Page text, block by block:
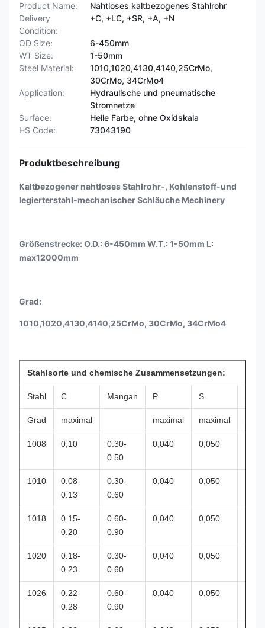
Product Name:
Nahtloses kaltbezogenes Stahlrohr
Delivery
Condition:
+C, +LC, +SR, +A, +N
OD Size:
6-450mm
WT Size:
1-50mm
Steel Material:
1010,1020,4130,4140,25CrMo,
30CrMo, 34CrMo4
Application:
Hydraulische und pneumatische
Stromnetze
Surface:
Helle Farbe, ohne Oxidskala
HS Code:
73043190
Produktbeschreibung
Kaltbezogener nahtloses Stahlrohr-, Kohlenstoff-und
legierterstahl-mechanischer Schläuche Mechinery
Größenstrecke: O.D.: 6-450mm W.T.: 1-50mm L:
max12000mm
Grad:
1010,1020,4130,4140,25CrMo, 30CrMo, 34CrMo4
Stahlsorte und chemische Zusammensetzungen:
Stahl C Mangan P S Si
Grad maximal maximal maximal
1008 0,10
0.30-
0.50
0,040 0,050
1010
0.08-
0.13
0.30-
0.60
0,040 0,050
1018
0.15-
0.20
0.60-
0.90
0,040 0,050
1020
0.18-
0.23
0.30-
0.60
0,040 0,050
1026
0.22-
0.28
0.60-
0.90
0,040 0,050